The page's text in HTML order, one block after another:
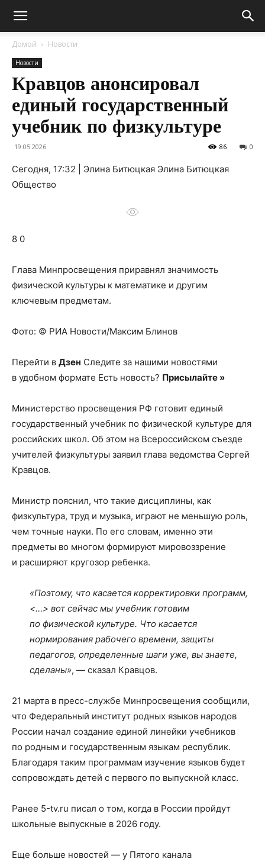
Домой Новости
Новости
Кравцов анонсировал
единый государственный
учебник по физкультуре
19.05.2026 0
86
Сегодня, 17:32 | Элина Битюцкая Элина Битюцкая
Общество
8 0
Глава Минпросвещения приравнял значимость
физической культуры к математике и другим
ключевым предметам.
Фото: © РИА Новости/Максим Блинов
Перейти в Дзен Следите за нашими новостями
в удобном формате Есть новость? Присылайте »
Министерство просвещения РФ готовит единый
государственный учебник по физической культуре для
российских школ. Об этом на Всероссийском съезде
учителей физкультуры заявил глава ведомства Сергей
Кравцов.
Министр пояснил, что такие дисциплины, как
физкультура, труд и музыка, играют не меньшую роль,
чем точные науки. По его словам, именно эти
предметы во многом формируют мировоззрение
и расширяют кругозор ребенка.
«Поэтому, что касается корректировки программ,
<…> вот сейчас мы учебник готовим
по физической культуре. Что касается
нормирования рабочего времени, защиты
педагогов, определенные шаги уже, вы знаете,
сделаны», — сказал Кравцов.
21 марта в пресс-службе Минпросвещения сообщили,
что Федеральный институт родных языков народов
России начал создание единой линейки учебников
по родным и государственным языкам республик.
Благодаря таким программам изучение языков будет
сопровождать детей с первого по выпускной класс.
Ранее 5-tv.ru писал о том, когда в России пройдут
школьные выпускные в 2026 году.
Еще больше новостей — у Пятого канала